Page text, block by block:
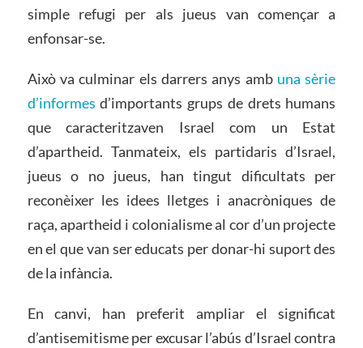
simple refugi per als jueus van començar a
enfonsar-se.
Això va culminar els darrers anys amb una sèrie
d’informes d’importants grups de drets humans
que caracteritzaven Israel com un Estat
d’apartheid. Tanmateix, els partidaris d’Israel,
jueus o no jueus, han tingut dificultats per
reconèixer les idees lletges i anacròniques de
raça, apartheid i colonialisme al cor d’un projecte
en el que van ser educats per donar-hi suport des
de la infància.
En canvi, han preferit ampliar el significat
d’antisemitisme per excusar l’abús d’Israel contra